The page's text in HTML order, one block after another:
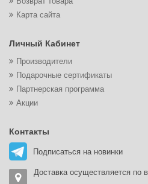
Карта сайта
Личный Кабинет
Производители
Подарочные сертификаты
Партнерская программа
Акции
Контакты
Подписаться на новинки
Доставка осуществляется по